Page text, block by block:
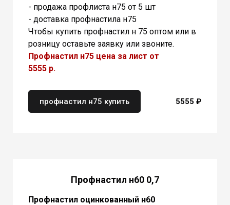
- продажа профлиста н75 от 5 шт
- доставка профнастила н75
Чтобы купить профнастил н 75 оптом или в
розницу оставьте заявку или звоните.
Профнастил н75 цена за лист от
5555 р.
профнастил н75 купить 5555 ₽
Профнастил н60 0,7
Профнастил оцинкованный н60